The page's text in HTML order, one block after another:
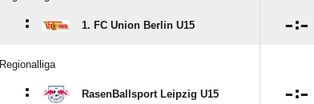
: 1. FC Union Berlin U15 :
Regionalliga
: RasenBallsport Leipzig U15 :